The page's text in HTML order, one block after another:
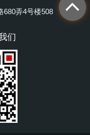
680弄4号楼508
们